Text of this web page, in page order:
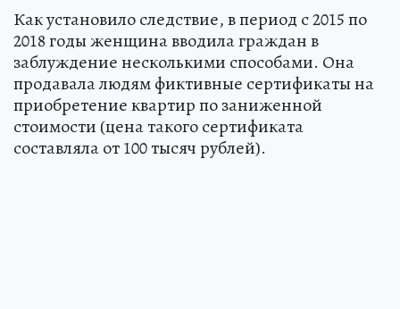
Как установило следствие, в период с 2015 по
2018 годы женщина вводила граждан в
заблуждение несколькими способами. Она
продавала людям фиктивные сертификаты на
приобретение квартир по заниженной
стоимости (цена такого сертификата
составляла от 100 тысяч рублей).